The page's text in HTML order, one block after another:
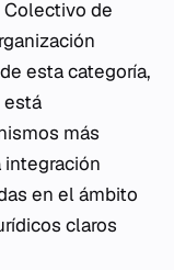
de
esta categoría,
está
más
integración
en el ámbito
claros